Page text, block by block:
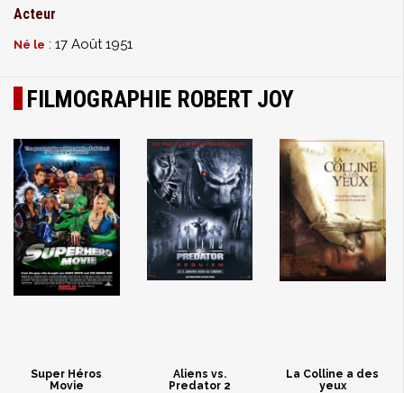
Acteur
Né le : 17 Août 1951
FILMOGRAPHIE ROBERT JOY
Super Héros
Movie
Aliens vs.
Predator 2
La Colline a des
yeux